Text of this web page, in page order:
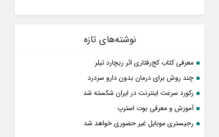
نوشته‌های تازه
معرفی کتاب کج‌رفتاری اثر ریچارد تیلر
چند روش برای درمان بدون دارو سردرد
رکورد سرعت اینترنت در ایران شکسته شد
آموزش و معرفی بوت استرپ
رجیستری موبایل غیر حضوری خواهد شد